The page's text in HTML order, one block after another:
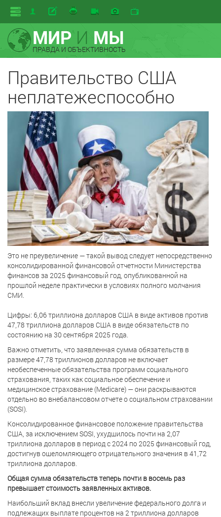
МИРИ МЫ
ПРАВДА И ОБЪЕКТИВНОСТЬ
Правительство США
неплатежеспособно
Это не преувеличение — такой вывод следует непосредственно
консолидированной финансовой отчетности Министерства
финансов за 2025 финансовый год, опубликованной на
прошлой неделе практически в условиях полного молчания
СМИ.
Цифры: 6,06 триллиона долларов США в виде активов против
47,78 триллиона долларов США в виде обязательств по
состоянию на 30 сентября 2025 года.
Важно отметить, что заявленная сумма обязательств в
размере 47,78 триллионов долларов не включает
необеспеченные обязательства программ социального
страхования, таких как социальное обеспечение и
медицинское страхование (Medicare) — они раскрываются
отдельно во внебалансовом отчете о социальном страховании
(SOSI).
Консолидированное финансовое положение правительства
США, за исключением SOSI, ухудшилось почти на 2,07
триллиона долларов в период с 2024 по 2025 финансовый год,
достигнув ошеломляющего отрицательного значения в 41,72
триллиона долларов.
Общая сумма обязательств теперь почти в восемь раз
превышает стоимость заявленных активов.
Наибольший вклад внесли увеличение федерального долга и
подлежащих выплате процентов на 2 триллиона долларов